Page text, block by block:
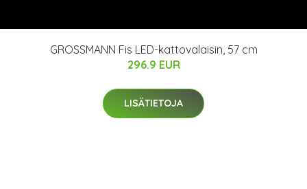
GROSSMANN Fis LED-kattovalaisin, 57 cm
296.9 EUR
LISÄTIETOJA